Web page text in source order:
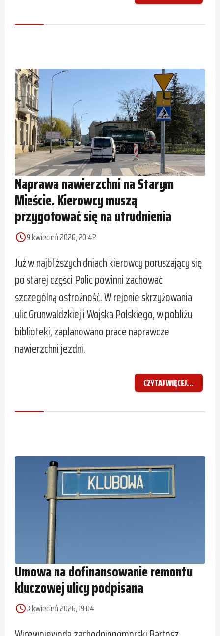
Naprawa nawierzchni na Starym
Mieście. Kierowcy muszą
przygotować się na utrudnienia
access_time9 kwiecień 2026, 20:42
Już w najbliższych dniach kierowcy poruszający się
po starej części Polic powinni zachować
szczególną ostrożność. W rejonie skrzyżowania
ulic Grunwaldzkiej i Wojska Polskiego, w pobliżu
biblioteki, zaplanowano prace naprawcze
nawierzchni jezdni.
CZYTAJ WIĘCEJ...
Umowa na dofinansowanie remontu
kluczowej ulicy podpisana
access_time3 kwiecień 2026, 19:04